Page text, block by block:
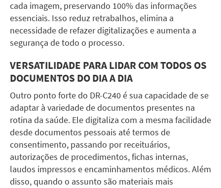
cada imagem, preservando 100% das informações
essenciais. Isso reduz retrabalhos, elimina a
necessidade de refazer digitalizações e aumenta a
segurança de todo o processo.
VERSATILIDADE PARA LIDAR COM TODOS OS
DOCUMENTOS DO DIA A DIA
Outro ponto forte do DR-C240é sua capacidade de se
adaptar à variedade de documentos presentes na
rotina da saúde. Ele digitaliza com a mesma facilidade
desde documentos pessoais até termos de
consentimento, passando por receituários,
autorizações de procedimentos, fichas internas,
laudos impressos e encaminhamentos médicos. Além
disso, quando o assunto são materiais mais